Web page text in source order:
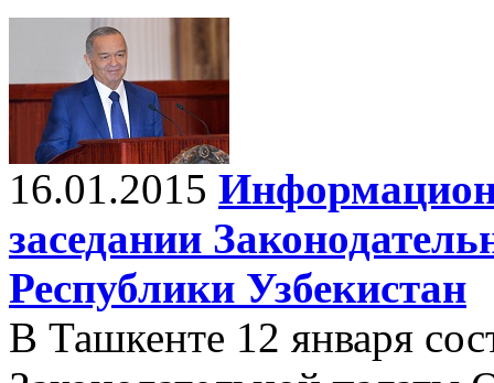
16.01.2015
заседании
Республики Узбекистан
В Ташкенте 12 января